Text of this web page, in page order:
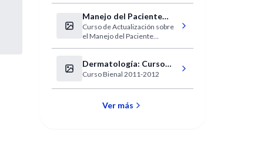
Manejo del Paciente
Reumático
Curso de Actualización sobre
el Manejo del Paciente
Dermatología: Curso
Bienal 2011-2012
Curso Bienal 2011-2012
Ver más